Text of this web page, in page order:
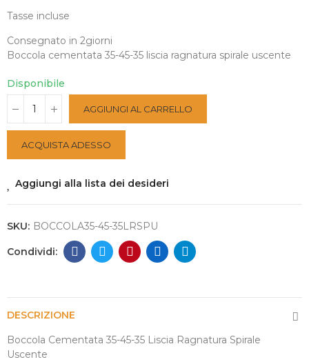
Tasse incluse
Consegnato in 2giorni
Boccola cementata 35-45-35 liscia ragnatura spirale uscente
Disponibile
AGGIUNGI AL CARRELLO
ACQUISTA ADESSO
Aggiungi alla lista dei desideri
SKU: BOCCOLA35-45-35LRSPU
DESCRIZIONE
Boccola Cementata 35-45-35 Liscia Ragnatura Spirale
Uscente